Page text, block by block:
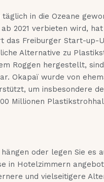
in die Ozeane
2021 verbieten wird,
das Freiburger Start-up-
Alternative zu
Roggen hergestellt,
Okapaï wurde von
um insbesondere
Millionen
oder legen Sie es
in Hotelzimmern
und vielseitigere